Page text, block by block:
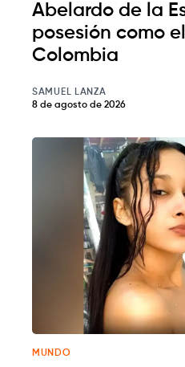
Abelardo de la
posesión como
Colombia
SAMUEL LANZA
8 de agosto de 2026
MUNDO